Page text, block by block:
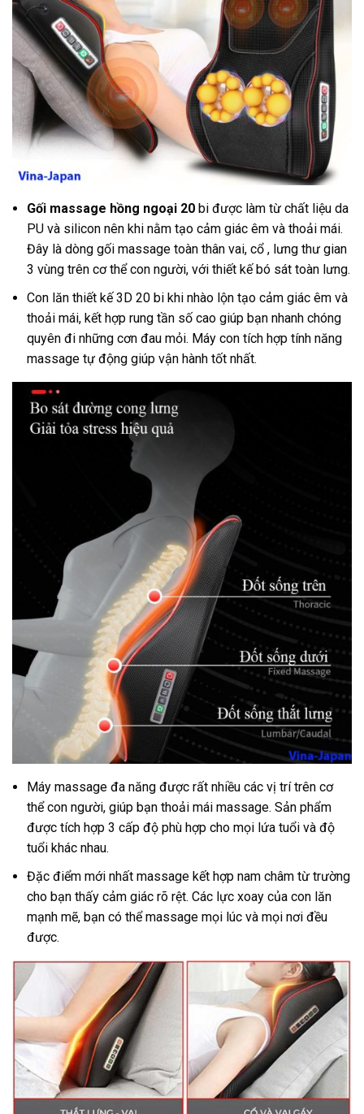
Gối massage hồng ngoại 20 bi được làm từ chất liệu da
PU và silicon nên khi nằm tạo cảm giác êm và thoải mái.
Đây là dòng gối massage toàn thân vai, cổ , lưng thư gian
3 vùng trên cơ thể con người, với thiết kế bó sát toàn lưng.
Con lăn thiết kế 3D 20 bi khi nhào lộn tạo cảm giác êm và
thoải mái, kết hợp rung tần số cao giúp bạn nhanh chóng
quyên đi những cơn đau mỏi. Máy con tích hợp tính năng
massage tự động giúp vận hành tốt nhất.
Máy massage đa năng được rất nhiều các vị trí trên cơ
thể con người, giúp bạn thoải mái massage. Sản phẩm
được tích hợp 3 cấp độ phù hợp cho mọi lứa tuổi và độ
tuổi khác nhau.
Đặc điểm mới nhất massage kết hợp nam châm từ trường
cho bạn thấy cảm giác rõ rệt. Các lực xoay của con lăn
mạnh mẽ, bạn có thể massage mọi lúc và mọi nơi đều
được.